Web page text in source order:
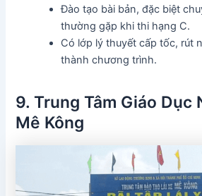
Đào tạo bài bản, đặc biệt
thường gặp khi thi hạng C.
Có lớp lý thuyết cấp tốc, rút
thành chương trình.
9. Trung Tâm Giáo Dục
Mê Kông